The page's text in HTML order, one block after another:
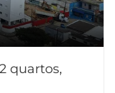
quartos,